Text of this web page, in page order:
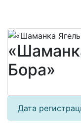
Бора»
Дата